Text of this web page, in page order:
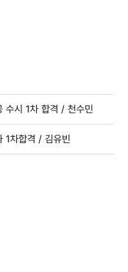
수시 1차 합격 / 천수민
1차합격 / 김유빈